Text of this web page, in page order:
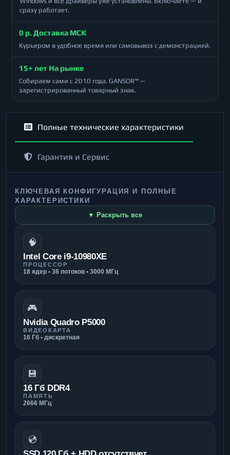
сразу работает.
0 р. Доставка МСК
Курьером в удобное время или самовывоз с демонстрацией.
15+ лет На рынке
Собираем сами с 2010 года. GANSOR™ —
зарегистрированный товарный знак.
Полные технические характеристики
Гарантия и Сервис
КЛЮЧЕВАЯ КОНФИГУРАЦИЯ И ПОЛНЫЕ
ХАРАКТЕРИСТИКИ
▼ Раскрыть все
🧠
Intel Core i9-10980XE
ПРОЦЕССОР
18 ядер • 36 потоков • 3000 МГц
🎮
Nvidia Quadro P5000
ВИДЕОКАРТА
16 Гб • дискретная
💾
16 Гб DDR4
ПАМЯТЬ
2666 МГц
💿